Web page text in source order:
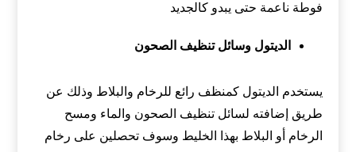
فوطة ناعمة حتى يبدو كالجديد
الديتول وسائل تنظيف الصحون
يستخدم الديتول كمنظف رائع للرخام والبلاط وذلك عن
طريق إضافته لسائل تنظيف الصحون والماء ومسح
الرخام أو البلاط بهذا الخليط وسوف تحصلين على رخام